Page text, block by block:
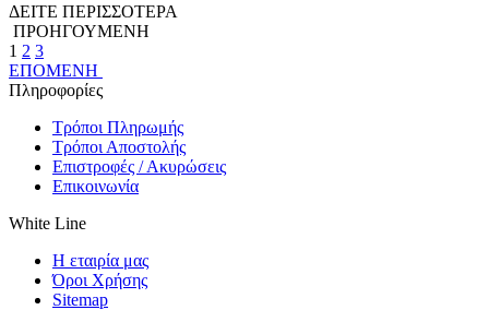
ΔΕΙΤΕ ΠΕΡΙΣΣΟΤΕΡΑ
ΠΡΟΗΓΟΥΜΕΝΗ
1 2 3
ΕΠΟΜΕΝΗ
Πληροφορίες
Τρόποι Πληρωμής
Τρόποι Αποστολής
Επιστροφές / Ακυρώσεις
Επικοινωνία
White Line
Η εταιρία μας
Όροι Χρήσης
Sitemap